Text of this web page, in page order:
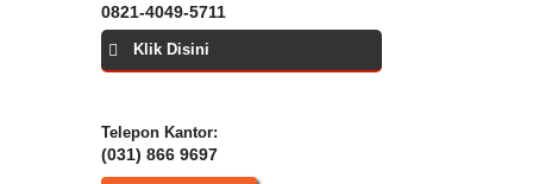
0821-4049-5711
Klik Disini
Telepon Kantor:
(031) 866 9697